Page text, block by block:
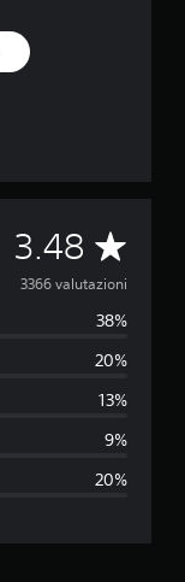
3.48 V
a
u
a
i
3366 valutazioni
38%
20%
13%
9%
20%